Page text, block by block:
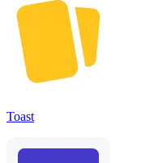
Toast